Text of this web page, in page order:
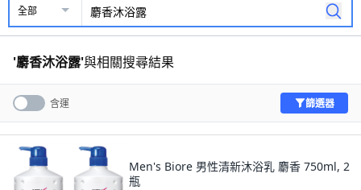
全部
'麝香沐浴露'與相關搜尋結果
含運 篩選器
Men's Biore 男性清新沐浴乳 麝香 750ml, 2
瓶